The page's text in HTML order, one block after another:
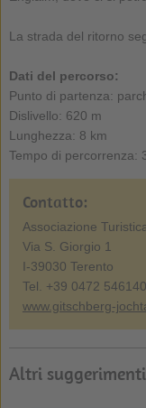
La strada del ritorno
Dati del percorso:
Punto di partenza:
Dislivello: 620 m
Lunghezza: 8 km
Tempo di percorrenza:
Contatto:
Associazione
Via S. Giorgio 1
I-39030 Terento
Tel. +39 0472 546140
www.gitschberg-
Altri